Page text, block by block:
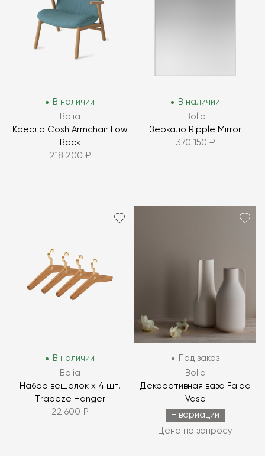
В наличии
Bolia
Кресло Cosh Armchair Low
Back
218 200 ₽
В наличии
Bolia
Зеркало Ripple Mirror
370 150 ₽
В наличии
Bolia
Набор вешалок х 4 шт.
Trapeze Hanger
22 600 ₽
Под заказ
Bolia
Декоративная ваза Falda
Vase
+ вариации
Цена по запросу